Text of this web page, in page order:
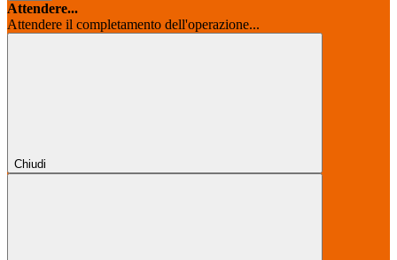
Attendere...
Attendere il completamento dell'operazione...
Chiudi